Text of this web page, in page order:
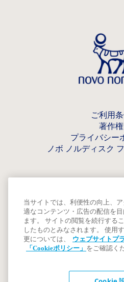
ご利用
著作権
プライバシー
ノボ ノルディスク
当サイトでは、利便性の向上、
適なコンテンツ・広告の配信を
ます。 サイトの閲覧を続行する
したものとみなされます。 使用
更については、
ウェブサイトプ
「Cookieポリシー」 をご確認く